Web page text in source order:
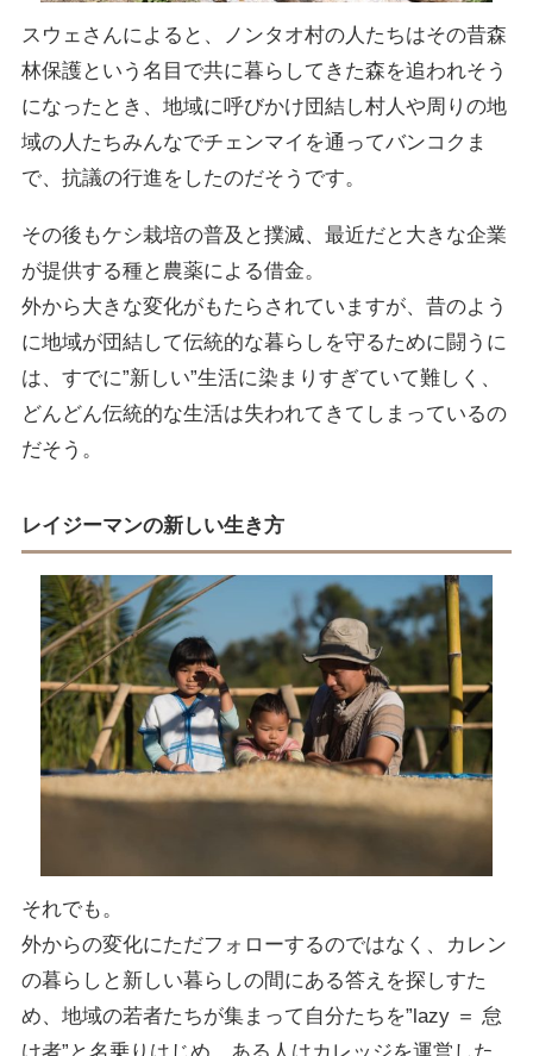
スウェさんによると、ノンタオ村の人たちはその昔森
林保護という名目で共に暮らしてきた森を追われそう
になったとき、地域に呼びかけ団結し村人や周りの地
域の人たちみんなでチェンマイを通ってバンコクま
で、抗議の行進をしたのだそうです。
その後もケシ栽培の普及と撲滅、最近だと大きな企業
が提供する種と農薬による借金。
外から大きな変化がもたらされていますが、昔のよう
に地域が団結して伝統的な暮らしを守るために闘うに
は、すでに”新しい”生活に染まりすぎていて難しく、
どんどん伝統的な生活は失われてきてしまっているの
だそう。
レイジーマンの新しい生き方
それでも。
外からの変化にただフォローするのではなく、カレン
の暮らしと新しい暮らしの間にある答えを探しすた
め、地域の若者たちが集まって自分たちを”lazy ＝ 怠
け者”と名乗りはじめ、ある人はカレッジを運営した